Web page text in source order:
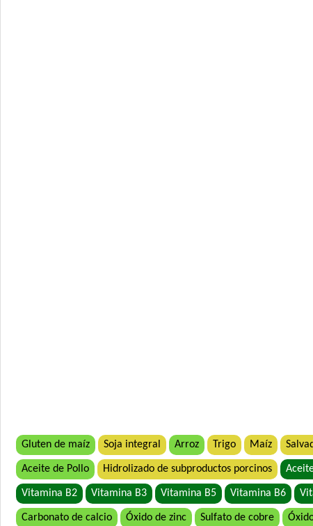
Gluten de maíz Soja integral Arroz Trigo Maíz
Aceite de Pollo Hidrolizado de subproductos porcinos
Vitamina B2 Vitamina B3 Vitamina B5 Vitamina B6
Carbonato de calcio Óxido de zinc Sulfato de cobre